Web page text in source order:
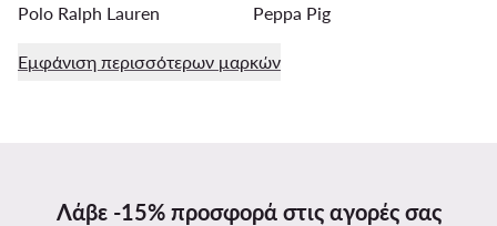
Polo Ralph Lauren Peppa Pig
Εμφάνιση περισσότερων μαρκών
Λάβε -15% προσφορά στις αγορές σας